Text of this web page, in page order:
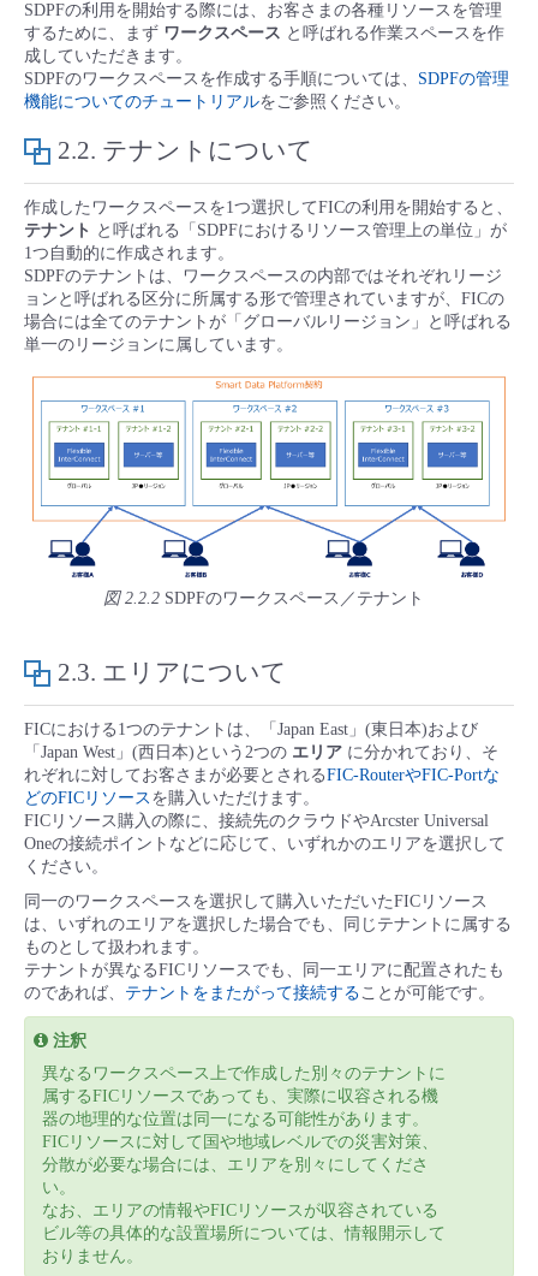
管理機能
すべてのメニューを見る
サポート
管理機能
すべてのメニューを見る
IoT
モニタリング/監査
サポート
すべてのメニューを見る
- 新規お申し込み方法
- 初期設定・確認
- 登録情報の管理
- APIリファレンス
■ 基本構築ガイド
- クラウド / サーバー
- Flexible InterConnect
- Flexible Remote Access
- vUTM2
- データと分析
- IoT
- マルチクラウド利用
- リモートワーク
- ITインフラストラクチャー
- その他
故障/メンテナンス履歴
メンテナンス予定
定期メンテナンス
パートナー
販売パートナー向けプログラム
協業パートナー
トレーニング/操作動画
脱炭素化
SDPFの利用を開始する際には、お客さまの各種リソースを管理
するために、まず ワークスペース と呼ばれる作業スペースを作
成していただきます。
SDPFのワークスペースを作成する手順については、 SDPFの管理
機能についてのチュートリアルをご参照ください。
2.2. テナントについて
作成したワークスペースを1つ選択してFICの利用を開始すると、
テナント と呼ばれる「SDPFにおけるリソース管理上の単位」が
1つ自動的に作成されます。
SDPFのテナントは、ワークスペースの内部ではそれぞれリージ
ョンと呼ばれる区分に所属する形で管理されていますが、FICの
場合には全てのテナントが「グローバルリージョン」と呼ばれる
単一のリージョンに属しています。
図 2.2.2 SDPFのワークスペース／テナント
2.3. エリアについて
FICにおける1つのテナントは、「Japan East」(東日本)および
「Japan West」(西日本)という2つの エリア に分かれており、そ
れぞれに対してお客さまが必要とされるFIC-RouterやFIC-Portな
どのFICリソース を購入いただけます。
FICリソース購入の際に、接続先のクラウドやArcster Universal
Oneの接続ポイントなどに応じて、いずれかのエリアを選択して
ください。
同一のワークスペースを選択して購入いただいたFICリソース
は、いずれのエリアを選択した場合でも、同じテナントに属する
ものとして扱われます。
テナントが異なるFICリソースでも、同一エリアに配置されたも
のであれば、 テナントをまたがって接続することが可能です。
注釈
異なるワークスペース上で作成した別々のテナントに
属するFICリソースであっても、実際に収容される機
器の地理的な位置は同一になる可能性があります。
FICリソースに対して国や地域レベルでの災害対策、
分散が必要な場合には、エリアを別々にしてくださ
い。
なお、エリアの情報やFICリソースが収容されている
ビル等の具体的な設置場所については、情報開示して
おりません。